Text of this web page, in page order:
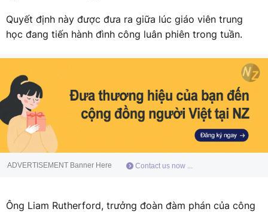
Quyết định này được đưa ra giữa lúc giáo viên trung
học đang tiến hành đình công luân phiên trong tuần.
ADVERTISEMENT Banner Here Contact us now ...
Ông Liam Rutherford, trưởng đoàn đàm phán của công